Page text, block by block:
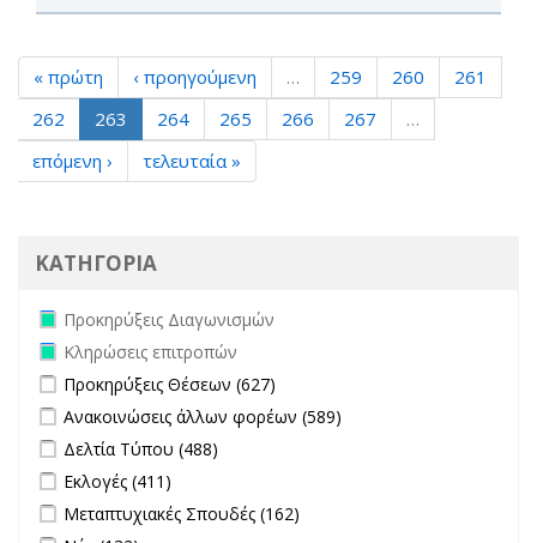
« πρώτη ‹ προηγούμενη … 259 260
261
262
263 264 265 266 267
…
επόμενη ›
τελευταία »
ΚΑΤΗΓΟΡΙΑ
Remove Προκηρύξεις Διαγωνισμών filter
Προκηρύξεις Διαγωνισμών
Remove Κληρώσεις επιτροπών filter
Κληρώσεις επιτροπών
Apply Προκηρύξεις Θέσεων filter
Προκηρύξεις Θέσεων (627)
Apply Ανακοινώσεις άλλων φορέων filter
Ανακοινώσεις άλλων φορέων (589)
Apply Δελτία Τύπου filter
Δελτία Τύπου (488)
Apply Εκλογές filter
Εκλογές (411)
Apply Μεταπτυχιακές Σπουδές filter
Μεταπτυχιακές Σπουδές (162)